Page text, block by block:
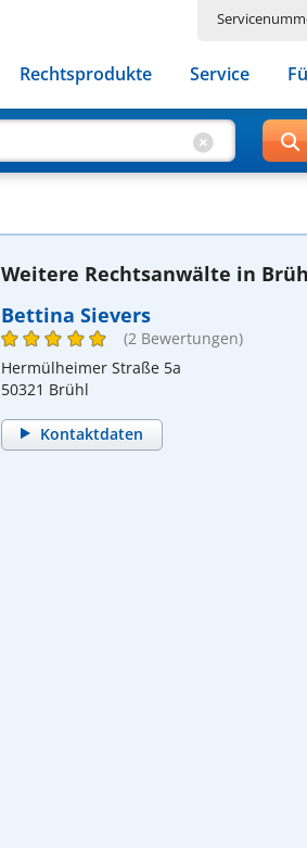
Rechtsprodukte Service
Weitere Rechtsanwälte in
Bettina Sievers
(2 Bewertungen)
Hermülheimer Straße 5a
50321 Brühl
Kontaktdaten